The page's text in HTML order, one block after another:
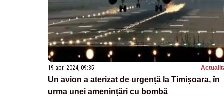
19 apr. 2024, 09:35
Un avion a aterizat de urgență la Timișoara, în
urma unei amenințări cu bombă